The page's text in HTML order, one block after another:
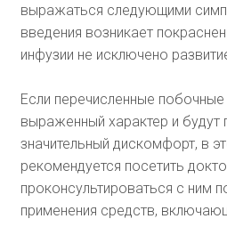
выражаться следующими
введения возникает
инфузии не исключено
Если перечисленные
выраженный характер и будут
значительный дискомфорт, в
рекомендуется посетить
проконсультироваться с ним
применения средств,